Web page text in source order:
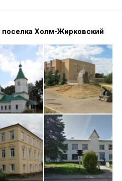
Холм-Жирковский